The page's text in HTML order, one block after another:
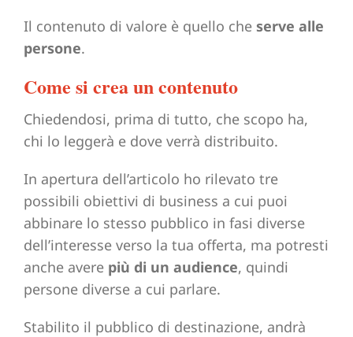
Il contenuto di valore è quello che serve alle
persone.
Come si crea un contenuto
Chiedendosi, prima di tutto, che scopo ha,
chi lo leggerà e dove verrà distribuito.
In apertura dell’articolo ho rilevato tre
possibili obiettivi di business a cui puoi
abbinare lo stesso pubblico in fasi diverse
dell’interesse verso la tua offerta, ma potresti
anche avere più di un audience, quindi
persone diverse a cui parlare.
Stabilito il pubblico di destinazione, andrà